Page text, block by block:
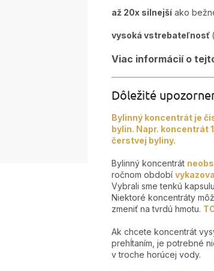
až 20x silnejší ako
vysoká vstrebateľnosť
Viac informácií o
Dôležité
Bylinný koncentrát je
bylin. Napr. koncentrát
čerstvej byliny.
Bylinný koncentrát
ročnom období
Vybrali sme tenkú
Niektoré koncentráty
zmeniť na tvrdú hmotu.
Ak chcete koncentrát
prehĺtaním, je potrebné
v troche horúcej vody.